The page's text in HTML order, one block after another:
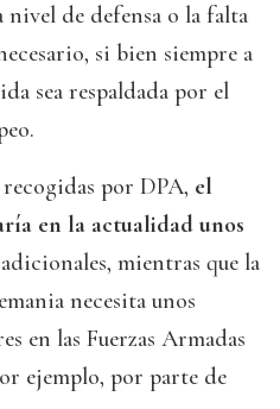
nivel de defensa o la falta
si bien siempre a
sea respaldada por el
por DPA, el
en la actualidad unos
mientras que la
necesita unos
en las Fuerzas Armadas
ejemplo, por parte de